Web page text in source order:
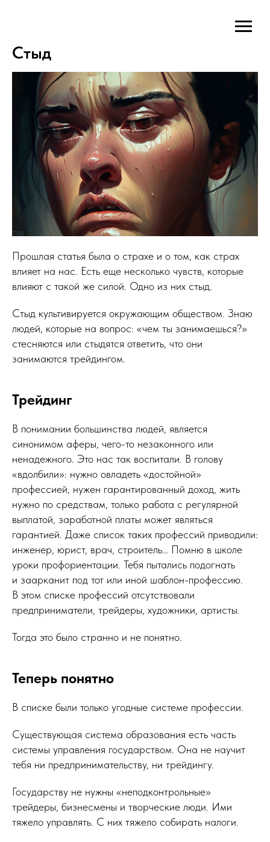
Стыд
Прошлая статья была о страхе и о том, как страх
влияет на нас. Есть еще несколько чувств, которые
влияют с такой же силой. Одно из них стыд.
Стыд культивируется окружающим обществом. Знаю
людей, которые на вопрос: «чем ты занимаешься?»
стесняются или стыдятся ответить, что они
занимаются трейдингом.
Трейдинг
В понимании большинства людей, является
синонимом аферы, чего-то незаконного или
ненадежного. Это нас так воспитали. В голову
«вдолбили»: нужно овладеть «достойной»
профессией, нужен гарантированный доход, жить
нужно по средствам, только работа с регулярной
выплатой, заработной платы может являться
гарантией. Даже список таких профессий приводили:
инженер, юрист, врач, строитель… Помню в школе
уроки профориентации. Тебя пытались подогнать
и заарканит под тот или иной шаблон-профессию.
В этом списке профессий отсутствовали
предприниматели, трейдеры, художники, артисты.
Тогда это было странно и не понятно.
Теперь понятно
В списке были только угодные системе профессии.
Существующая система образования есть часть
системы управления государством. Она не научит
тебя ни предпринимательству, ни трейдингу.
Государству не нужны «неподконтрольные»
трейдеры, бизнесмены и творческие люди. Ими
тяжело управлять. С них тяжело собирать налоги.